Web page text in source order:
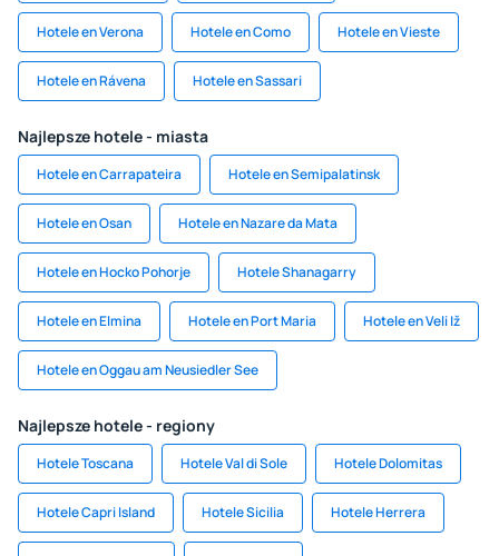
Hotele en Verona Hotele en Como Hotele en Vieste
Hotele en Rávena Hotele en Sassari
Najlepsze hotele - miasta
Hotele en Carrapateira Hotele en Semipalatinsk
Hotele en Osan Hotele en Nazare da Mata
Hotele en Hocko Pohorje Hotele Shanagarry
Hotele en Elmina Hotele en Port Maria Hotele en Veli Iž
Hotele en Oggau am Neusiedler See
Najlepsze hotele - regiony
Hotele Toscana Hotele Val di Sole Hotele Dolomitas
Hotele Capri Island Hotele Sicilia Hotele Herrera